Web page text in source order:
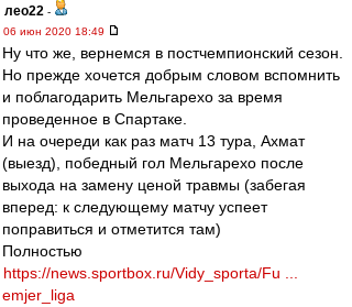
лео22 -
06 июн 2020 18:49
Ну что же, вернемся в постчемпионский сезон.
Но прежде хочется добрым словом вспомнить
и поблагодарить Мельгарехо за время
проведенное в Спартаке.
И на очереди как раз матч 13 тура, Ахмат
(выезд), победный гол Мельгарехо после
выхода на замену ценой травмы (забегая
вперед: к следующему матчу успеет
поправиться и отметится там)
Полностью
https://news.sportbox.ru/Vidy_sporta/Fu ...
emjer_liga